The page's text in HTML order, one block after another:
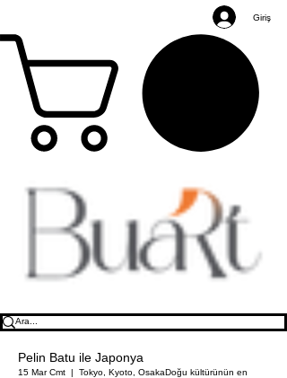
Giriş
Pelin Batu ile Japonya
15 Mar Cmt
  |
Tokyo, Kyoto, OsakaDoğu kültürünün en